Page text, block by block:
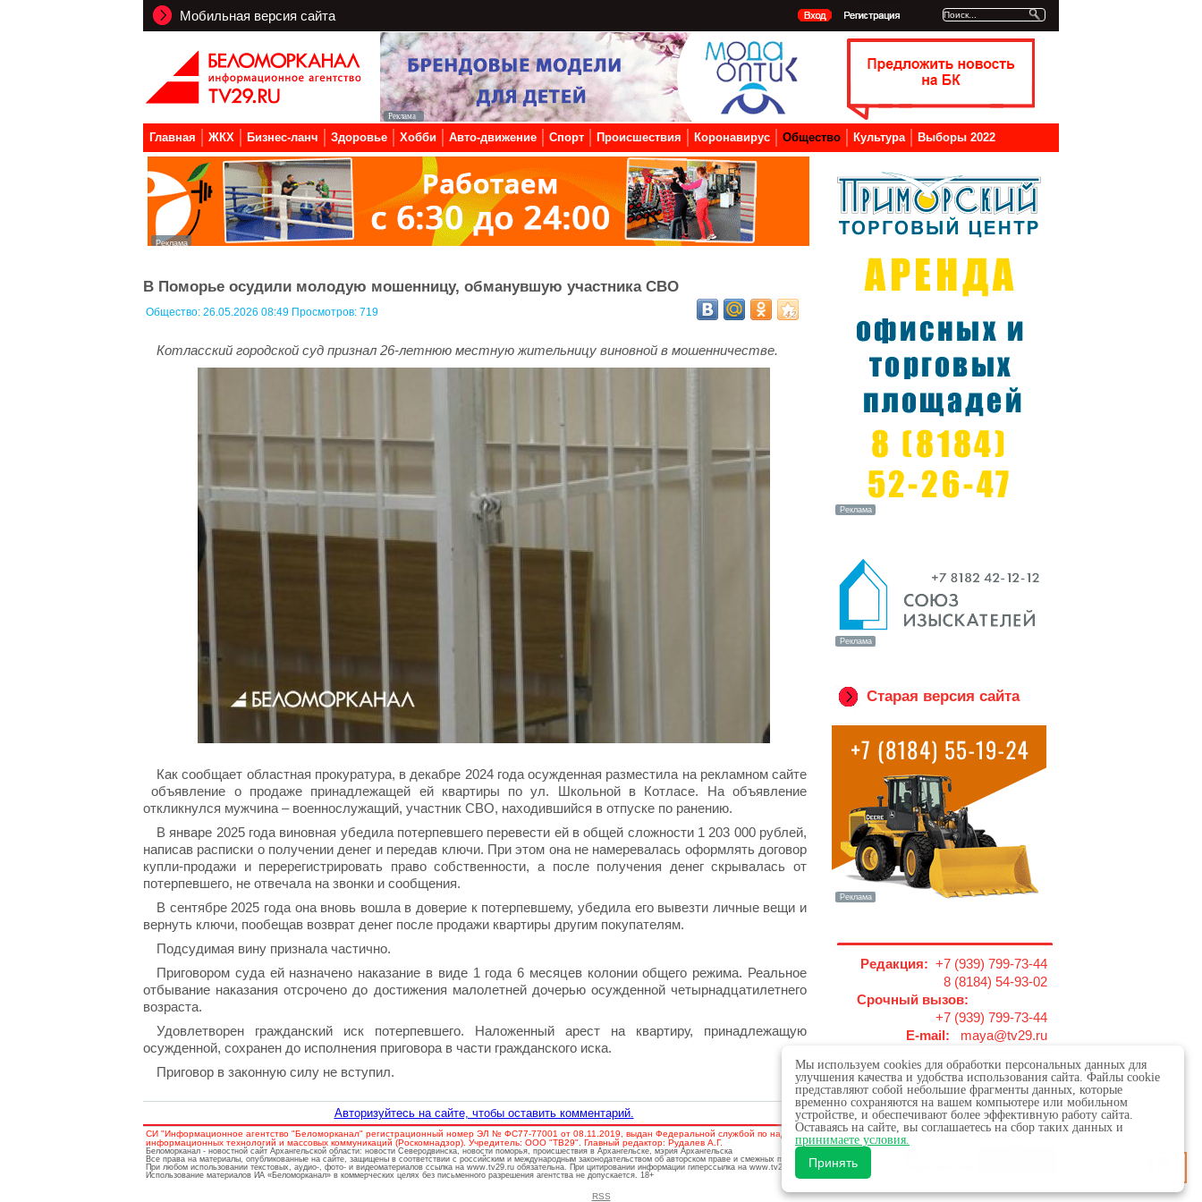
Мобильная версия сайта
Главная ЖКХ Бизнес-ланч Здоровье Хобби Авто-движение Спорт Происшествия Коронавирус Общество Культура Выборы 2022
В Поморье осудили молодую мошенницу, обманувшую участника СВО
Общество: 26.05.2026 08:49 Просмотров: 719
Котласский городской суд признал 26-летнюю местную жительницу виновной в мошенничестве.
Как сообщает областная прокуратура, в декабре 2024 года осужденная разместила на рекламном сайте
объявление о продаже принадлежащей ей квартиры по ул. Школьной в Котласе. На объявление
откликнулся мужчина – военнослужащий, участник СВО, находившийся в отпуске по ранению.
В январе 2025 года виновная убедила потерпевшего перевести ей в общей сложности 1 203 000 рублей,
написав расписки о получении денег и передав ключи. При этом она не намеревалась оформлять договор
купли-продажи и перерегистрировать право собственности, а после получения денег скрывалась от
потерпевшего, не отвечала на звонки и сообщения.
В сентябре 2025 года она вновь вошла в доверие к потерпевшему, убедила его вывезти личные вещи и
вернуть ключи, пообещав возврат денег после продажи квартиры другим покупателям.
Подсудимая вину признала частично.
Приговором суда ей назначено наказание в виде 1 года 6 месяцев колонии общего режима. Реальное
отбывание наказания отсрочено до достижения малолетней дочерью осужденной четырнадцатилетнего
возраста.
Удовлетворен гражданский иск потерпевшего. Наложенный арест на квартиру, принадлежащую
осужденной, сохранен до исполнения приговора в части гражданского иска.
Приговор в законную силу не вступил.
Авторизуйтесь на сайте, чтобы оставить комментарий.
Старая версия сайта
Редакция: +7 (939) 799-73-44
8 (8184) 54-93-02
Срочный вызов:
+7 (939) 799-73-44
E-mail: maya@tv29.ru
СИ "Информационное агентство "Беломорканал" регистрационный номер ЭЛ № ФС77-77001 от 08.11.2019, выдан Федеральной службой по надзору в сфере связи,
информационных технологий и массовых коммуникаций (Роскомнадзор). Учредитель: ООО "ТВ29". Главный редактор: Рудалев А.Г.
Беломорканал - новостной сайт Архангельской области: новости Северодвинска, новости поморья, происшествия в Архангельске, мэрия Архангельска
Все права на материалы, опубликованные на сайте, защищены в соответствии с российским и международным законодательством об авторском праве и смежных правах.
При любом использовании текстовых, аудио-, фото- и видеоматериалов ссылка на www.tv29.ru обязательна. При цитировании информации гиперссылка на www.tv29.ru обязательна.
Использование материалов ИА «Беломорканал» в коммерческих целях без письменного разрешения агентства не допускается. 18+
RSS
Мы используем cookies для обработки персональных данных для
улучшения качества и удобства использования сайта. Файлы cookie
представляют собой небольшие фрагменты данных, которые
временно сохраняются на вашем компьютере или мобильном
устройстве, и обеспечивают более эффективную работу сайта.
Оставаясь на сайте, вы соглашаетесь на сбор таких данных и
принимаете условия.
Принять